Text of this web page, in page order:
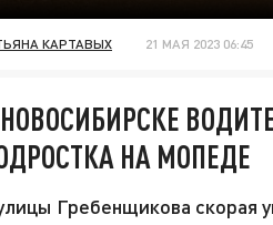
КАРТАВЫХ 21 МАЯ 2023 06:45
НА МОПЕДЕ
Гребенщикова скорая